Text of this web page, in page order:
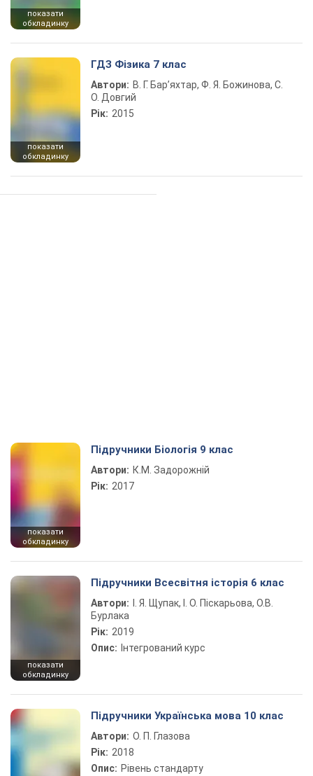
показати
обкладинку
показати
обкладинку
ГДЗ Фізика 7 клас
Автори: В. Г. Бар’яхтар, Ф. Я. Божинова, С.
О. Довгий
Рік: 2015
показати
обкладинку
Підручники Біологія 9 клас
Автори: К.М. Задорожній
Рік: 2017
показати
обкладинку
Підручники Всесвітня історія 6 клас
Автори:
І. Я. Щупак, І. О. Піскарьова, О.В.
Бурлака
Рік: 2019
Опис: Інтегрований курс
Підручники Українська мова 10 клас
Автори: О. П. Глазова
Рік: 2018
Опис: Рівень стандарту